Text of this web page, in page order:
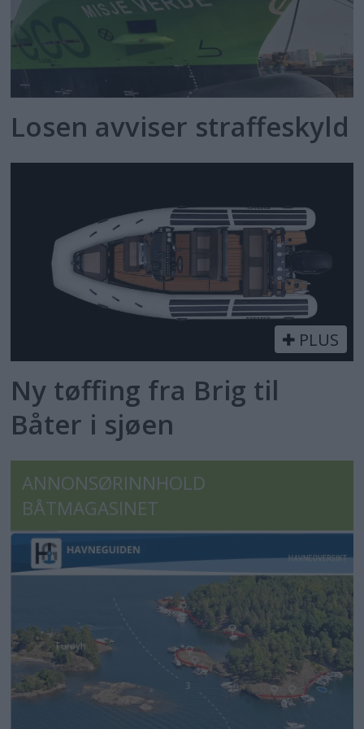
Losen avviser straffeskyld
PLUS
Ny tøffing fra Brig til
Båter i sjøen
ANNONSØRINNHOLD
BÅTMAGASINET